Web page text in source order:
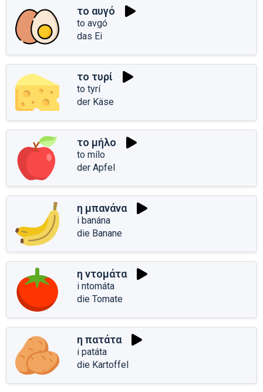
το αυγό
to avgó
das Ei
το τυρί
to tyrí
der Käse
το μήλο
to mílo
der Apfel
η μπανάνα
i banána
die Banane
η ντομάτα
i ntomáta
die Tomate
η πατάτα
i patáta
die Kartoffel